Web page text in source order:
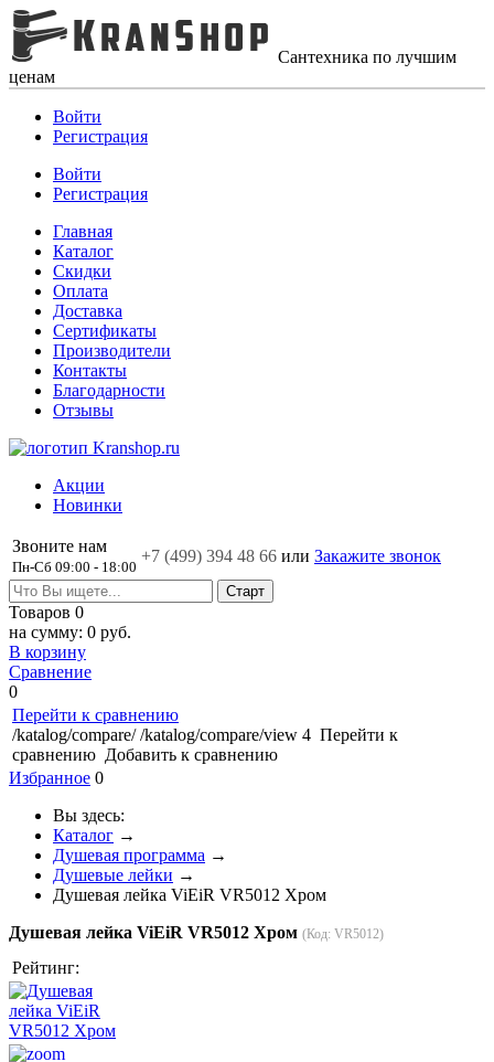
Сантехника по лучшим
ценам
Войти
Регистрация
Войти
Регистрация
Главная
Каталог
Скидки
Оплата
Доставка
Сертификаты
Производители
Контакты
Благодарности
Отзывы
Акции
Новинки
Звоните нам
Пн-Сб 09:00 - 18:00
+7 (499) 394 48 66 или Закажите звонок
Товаров 0
на сумму: 0 руб.
В корзину
Сравнение
0
Перейти к сравнению
/katalog/compare/ /katalog/compare/view 4 Перейти к
сравнению Добавить к сравнению
Избранное 0
Вы здесь:
Каталог →
Душевая программа →
Душевые лейки →
Душевая лейка ViEiR VR5012 Хром
Душевая лейка ViEiR VR5012 Хром (Код: VR5012)
Рейтинг: